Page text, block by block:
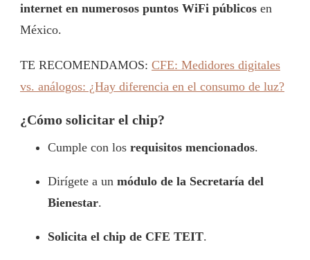
internet en numerosos puntos WiFi públicos en
México.
TE RECOMENDAMOS: CFE: Medidores digitales
vs. análogos: ¿Hay diferencia en el consumo de luz?
¿Cómo solicitar el chip?
Cumple con los requisitos mencionados.
Dirígete a un módulo de la Secretaría del
Bienestar.
Solicita el chip de CFE TEIT.